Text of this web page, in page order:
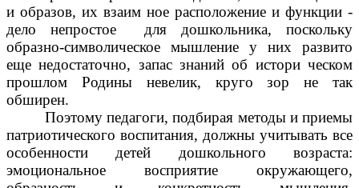
и образов, их взаим ное расположение и функции -
дело непростое для дошкольника, поскольку
образно-символическое мышление у них развито
еще недостаточно, запас знаний об истори ческом
прошлом Родины невелик, круго зор не так
обширен.
Поэтому педагоги, подбирая методы и приемы
патриотического воспитания, должны учитывать все
особенности детей дошкольного возраста:
эмоциональное восприятие окружающего,